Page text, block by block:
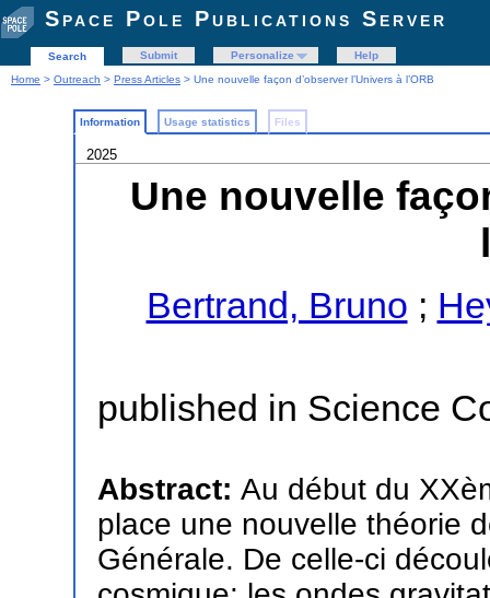
Space Pole Publications Server
Search Submit Personalize
Help
Home > Outreach > Press Articles > Une nouvelle façon d’observer l’Univers à l’ORB
Information Usage statistics Files
2025
Une nouvelle
Bertrand, Bruno ;
published in Science
Abstract: Au début du
place une nouvelle théorie
Générale. De celle-ci